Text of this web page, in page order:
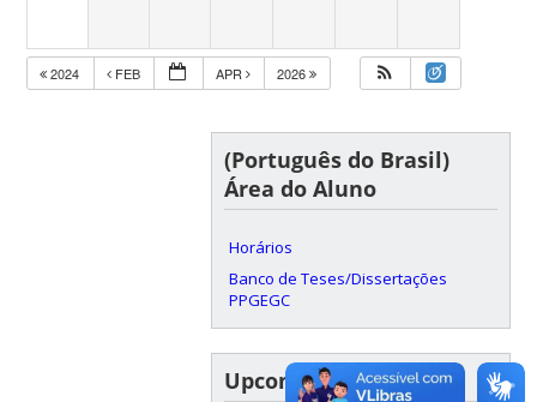
2024 FEB APR 2026
(Português do Brasil)
Área do Aluno
Horários
Banco de Teses/Dissertações
PPGEGC
Upcoming Events